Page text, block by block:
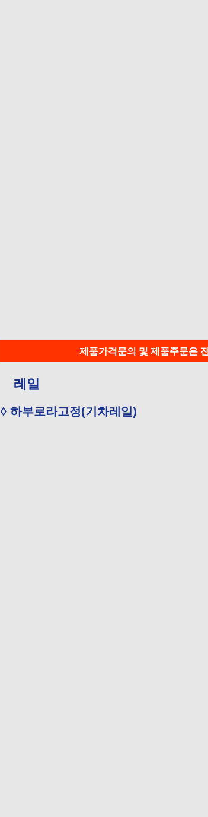
제품가격문의 및 제품주문은
레일
◊ 하부로라고정(기차레일)